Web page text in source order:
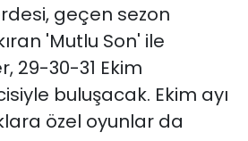
geçen sezon
'Mutlu Son' ile
29-30-31 Ekim
buluşacak. Ekim ayı
özel oyunlar da